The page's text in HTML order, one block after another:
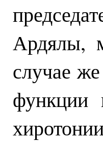
Ардялы,
случае
функции